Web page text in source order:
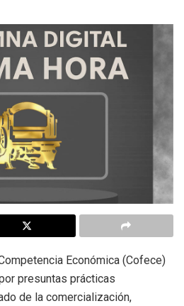
Económica (Cofece)
presuntas prácticas
de la comercialización,